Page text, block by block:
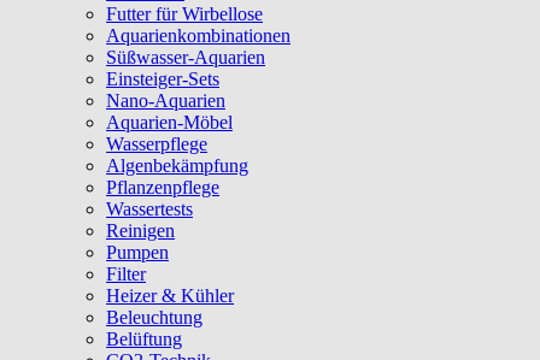
Futter für Wirbellose
Aquarienkombinationen
Süßwasser-Aquarien
Einsteiger-Sets
Nano-Aquarien
Aquarien-Möbel
Wasserpflege
Algenbekämpfung
Pflanzenpflege
Wassertests
Reinigen
Pumpen
Filter
Heizer & Kühler
Beleuchtung
Belüftung